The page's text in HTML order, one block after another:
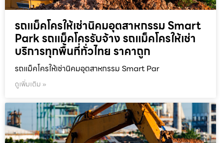
รถแม็คโครให้เช่านิคมอุตสาหกรรม Smart
Park รถแม็คโครรับจ้าง รถแม็คโครให้เช่า
บริการทุกพื้นที่ทั่วไทย ราคาถูก
รถแม็คโครให้เช่านิคมอุตสาหกรรม Smart Par
ดูเพิ่มเติม »